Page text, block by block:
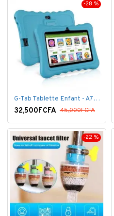
-28 %
G-Tab Tablette Enfant - A707 - Ecran 7" - RAM 1 Go - ROM 8 Go - 0.3 Mégapixels + pochette offerte
32,500FCFA 45,000FCFA
-22 %